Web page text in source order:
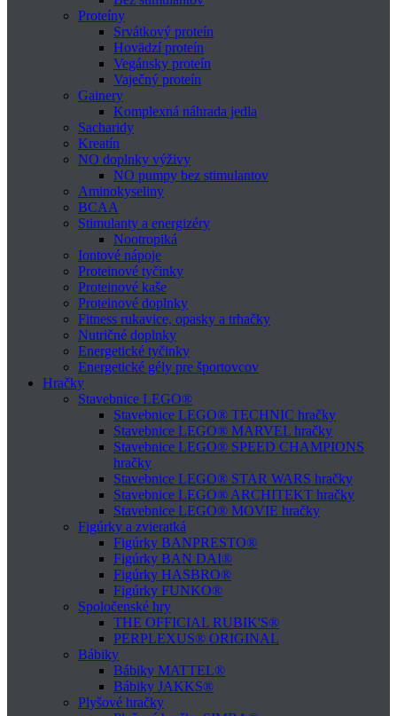
Proteíny
Srvátkový proteín
Hovädzí proteín
Vegánsky proteín
Vaječný proteín
Gainery
Komplexná náhrada jedla
Sacharidy
Kreatín
NO doplnky výživy
NO pumpy bez stimulantov
Aminokyseliny
BCAA
Stimulanty a energizéry
Nootropiká
Iontové nápoje
Proteinové tyčinky
Proteinové kaše
Proteinové doplnky
Fitness rukavice, opasky a trhačky
Nutričné doplnky
Energetické tyčinky
Energetické gély pre športovcov
Hračky
Stavebnice LEGO®
Stavebnice LEGO® TECHNIC hračky
Stavebnice LEGO® MARVEL hračky
Stavebnice LEGO® SPEED CHAMPIONS
hračky
Stavebnice LEGO® STAR WARS hračky
Stavebnice LEGO® ARCHITEKT hračky
Stavebnice LEGO® MOVIE hračky
Figúrky a zvieratká
Figúrky BANPRESTO®
Figúrky BAN DAI®
Figúrky HASBRO®
Figúrky FUNKO®
Spoločenské hry
THE OFFICIAL RUBIK'S®
PERPLEXUS® ORIGINAL
Bábiky
Bábiky MATTEL®
Bábiky JAKKS®
Plyšové hračky